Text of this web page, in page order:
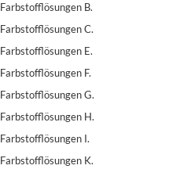
Farbstofflösungen B.
Farbstofflösungen C.
Farbstofflösungen E.
Farbstofflösungen F.
Farbstofflösungen G.
Farbstofflösungen H.
Farbstofflösungen I.
Farbstofflösungen K.